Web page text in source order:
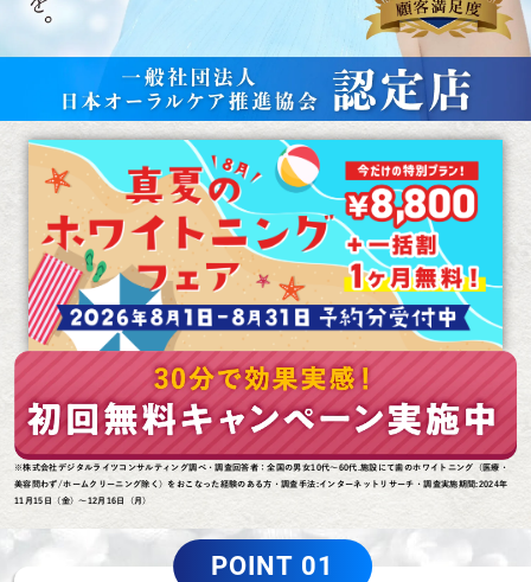
※株式会社デジタルライツコンサルティング調べ・調査回答者：全国の男女10代～60代.施設にて歯のホワイトニング（医療・
美容問わず/ホームクリーニング除く）をおこなった経験のある方・調査手法:インターネットリサーチ・調査実施期間:2024年
11月15日（金）～12月16日（月）
POINT 01